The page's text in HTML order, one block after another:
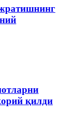
қилди